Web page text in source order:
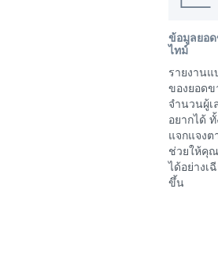
ข้อมูลยอด
ไทม์
รายงานแ
ของยอด
จำนวนผู้
อยากได้
แจกแจง
ช่วยให้คุ
ได้อย่างเ
ขึ้น